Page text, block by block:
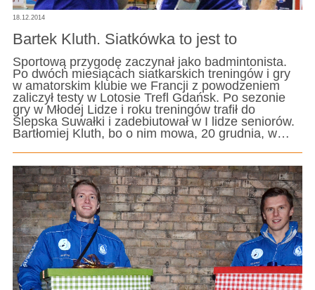
18.12.2014
Bartek Kluth. Siatkówka to jest to
Sportową przygodę zaczynał jako badmintonista.
Po dwóch miesiącach siatkarskich treningów i gry
w amatorskim klubie we Francji z powodzeniem
zaliczył testy w Lotosie Trefl Gdańsk. Po sezonie
gry w Młodej Lidze i roku treningów trafił do
Ślepska Suwałki i zadebiutował w I lidze seniorów.
Bartłomiej Kluth, bo o nim mowa, 20 grudnia, w…